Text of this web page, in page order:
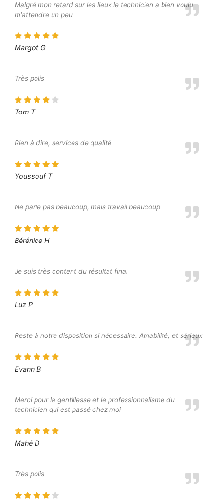
Malgré mon retard sur les lieux le technicien a bien voulu
m'attendre un peu
Margot G
Très polis
Tom T
Rien à dire, services de qualité
Youssouf T
Ne parle pas beaucoup, mais travail beaucoup
Bérénice H
Je suis très content du résultat final
Luz P
Reste à notre disposition si nécessaire. Amabilité, et sérieux
Evann B
Merci pour la gentillesse et le professionnalisme du
technicien qui est passé chez moi
Mahé D
Très polis